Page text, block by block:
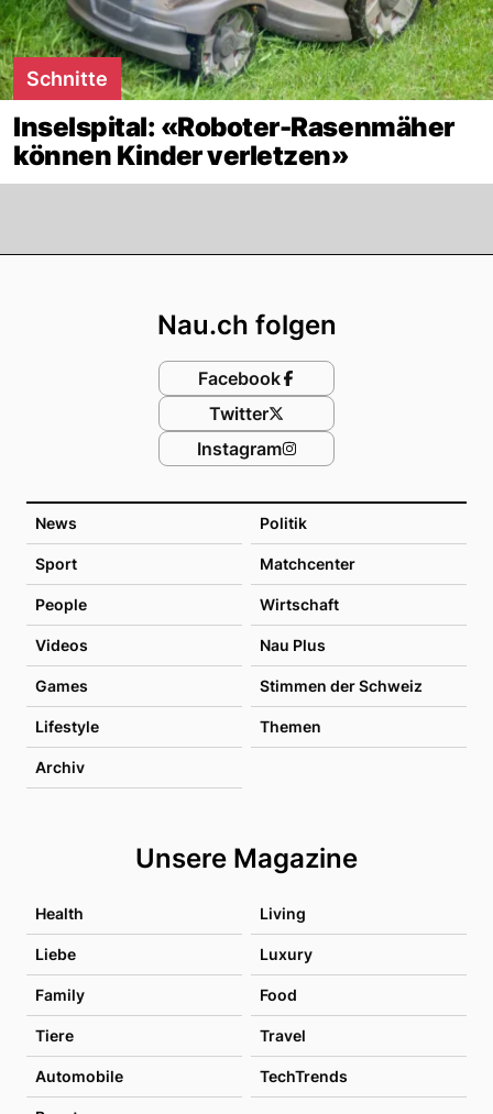
Schnitte
Inselspital: «Roboter-Rasenmäher
können Kinder verletzen»
News Politik
Sport Matchcenter
People Wirtschaft
Videos Nau Plus
Games Stimmen der Schweiz
Lifestyle Themen
Archiv
Unsere Magazine
Health Living
Liebe Luxury
Family Food
Tiere Travel
Automobile TechTrends
Nau.ch folgen
Facebook
Twitter
Instagram